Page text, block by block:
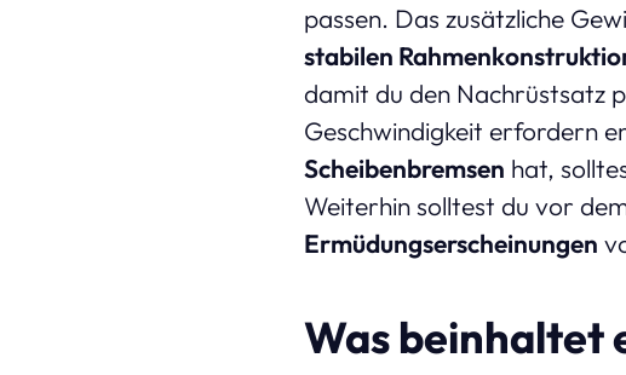
passen. Das zusätzliche
stabilen
damit du den Nachrüstsatz
Geschwindigkeit erfordern
Scheibenbremsen hat,
Weiterhin solltest du vor
Ermüdungserscheinungen
Was beinhaltet